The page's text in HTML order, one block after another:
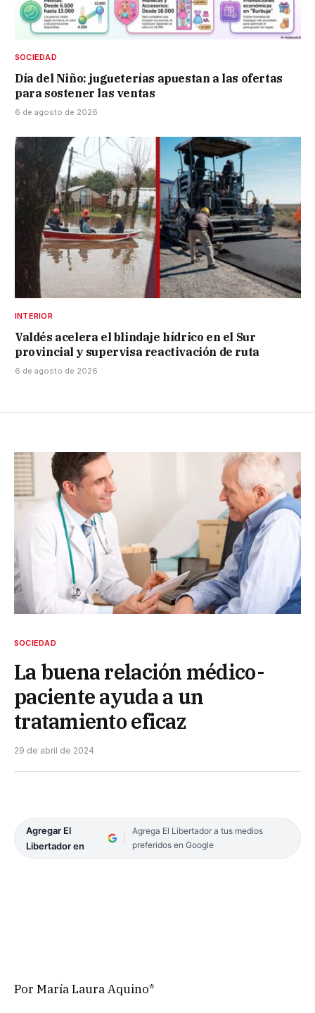
SOCIEDAD
Día del Niño: jugueterías apuestan a las ofertas
para sostener las ventas
6 de agosto de 2026
INTERIOR
Valdés acelera el blindaje hídrico en el Sur
provincial y supervisa reactivación de ruta
6 de agosto de 2026
SOCIEDAD
La buena relación médico-
paciente ayuda a un
tratamiento eficaz
29 de abril de 2024
Agregar El
Libertador en
Agrega El Libertador a tus medios
preferidos en Google
Por María Laura Aquino*